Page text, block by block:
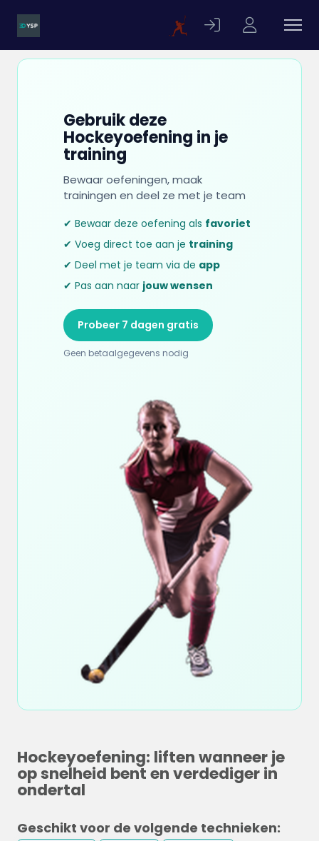
Gebruik deze
Hockeyoefening in je
training
Bewaar oefeningen, maak
trainingen en deel ze met je team
✔ Bewaar deze oefening als favoriet
✔ Voeg direct toe aan je training
✔ Deel met je team via de app
✔ Pas aan naar jouw wensen
Probeer 7 dagen gratis
Geen betaalgegevens nodig
Hockeyoefening: liften wanneer je
op snelheid bent en verdediger in
ondertal
Geschikt voor de volgende technieken: